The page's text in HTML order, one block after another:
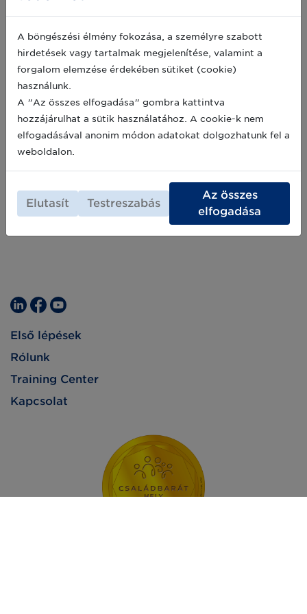
felejtse el ellenőrizni LEI kódja
érvényességét!
A LEI kód, vagyis a Globális Jogalany-
azonosító egy 20 karakteres, egyedi kód,
amely a globális pénzügyi piacokon zajló
tranzakciókban résztvevő vállalkozások
azonosítására szolgál. Ezt a kódot csak
hivatalos LEI szolgáltatók – amilyen a GS1
Magyarország is – adhatják ki a cégeknek. A
LEI rendszer azért jött létre, hogy nagyobb
átláthatóságot biztosítson a pénzügyi
2024-10-16
Archív hírek >>
Első lépések
Rólunk
Training Center
Kapcsolat
A böngészési élmény fokozása, a személyre szabott
hirdetések vagy tartalmak megjelenítése, valamint a
forgalom elemzése érdekében sütiket (cookie)
használunk.
A "Az összes elfogadása" gombra kattintva
hozzájárulhat a sütik használatához. A cookie-k nem
elfogadásával anonim módon adatokat dolgozhatunk fel a
weboldalon.
Elutasít Testreszabás
Az összes
elfogadása